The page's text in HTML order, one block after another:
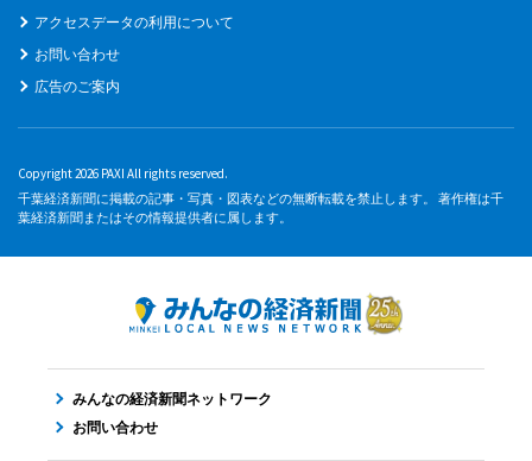
アクセスデータの利用について
お問い合わせ
広告のご案内
Copyright 2026 PAXI All rights reserved.
千葉経済新聞に掲載の記事・写真・図表などの無断転載を禁止します。 著作権は千
葉経済新聞またはその情報提供者に属します。
みんなの経済新聞ネットワーク
お問い合わせ